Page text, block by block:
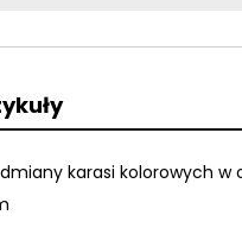
karasi kolorowych w